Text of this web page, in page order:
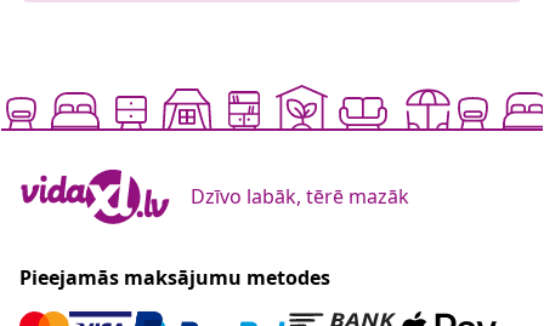
Dzīvo labāk, tērē mazāk
Pieejamās maksājumu metodes